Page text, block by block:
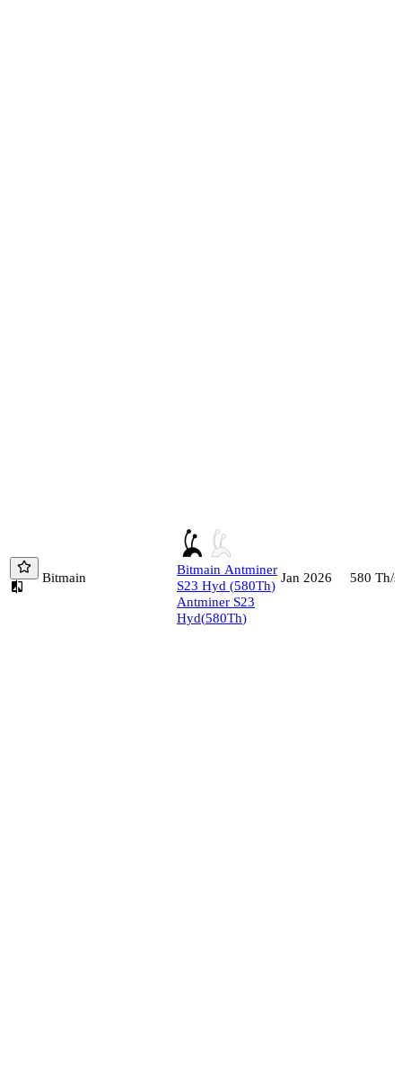
Bitmain
Bitmain Antminer
S23 Hyd (580Th)
Antminer S23
Hyd(580Th)
Jan 2026 580 Th/s